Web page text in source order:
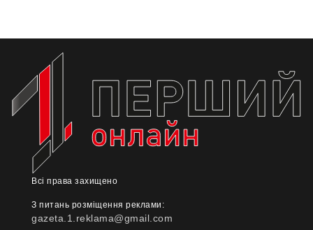
Всі права захищено
З питань розміщення реклами:
gazeta.1.reklama@gmail.com